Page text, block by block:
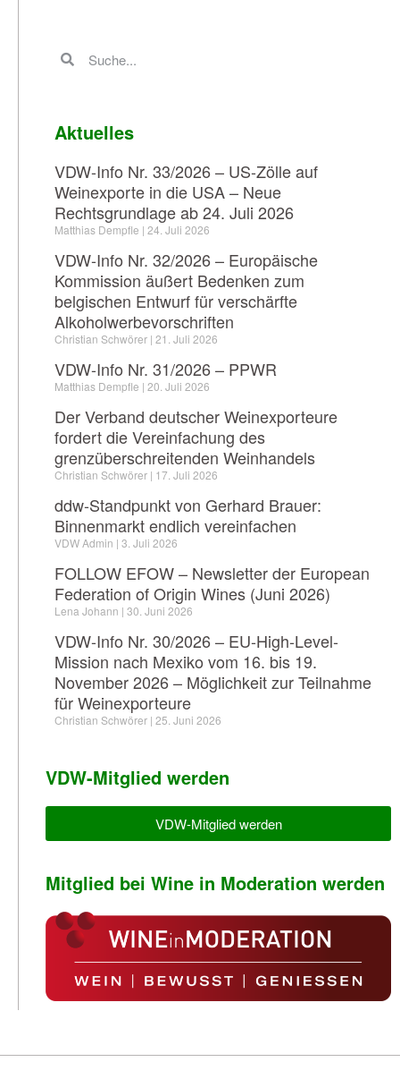
Aktuelles
VDW-Info Nr. 33/2026 – US-Zölle auf
Weinexporte in die USA – Neue
Rechtsgrundlage ab 24. Juli 2026
Matthias Dempfle 24. Juli 2026
VDW-Info Nr. 32/2026 – Europäische
Kommission äußert Bedenken zum
belgischen Entwurf für verschärfte
Alkoholwerbevorschriften
Christian Schwörer 21. Juli 2026
VDW-Info Nr. 31/2026 – PPWR
Matthias Dempfle 20. Juli 2026
Der Verband deutscher Weinexporteure
fordert die Vereinfachung des
grenzüberschreitenden Weinhandels
Christian Schwörer 17. Juli 2026
ddw-Standpunkt von Gerhard Brauer:
Binnenmarkt endlich vereinfachen
VDW Admin 3. Juli 2026
FOLLOW EFOW – Newsletter der European
Federation of Origin Wines (Juni 2026)
Lena Johann 30. Juni 2026
VDW-Info Nr. 30/2026 – EU-High-Level-
Mission nach Mexiko vom 16. bis 19.
November 2026 – Möglichkeit zur Teilnahme
für Weinexporteure
Christian Schwörer 25. Juni 2026
VDW-Mitglied werden
VDW-Mitglied werden
Mitglied bei Wine in Moderation werden